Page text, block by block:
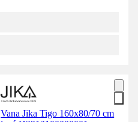
Vana Jika Tigo 160x80/70 cm